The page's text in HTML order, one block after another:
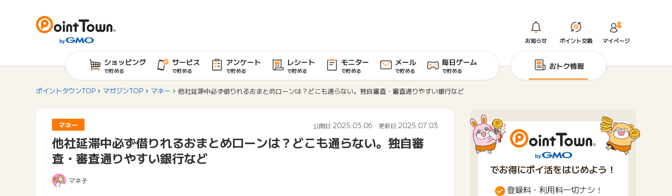
お知らせ ポイント交換 マイページ
ショッピング
で貯める
サービス
で貯める
アンケート
で貯める
レシート
で貯める
モニター
で貯める
メール
で貯める
毎日ゲーム
で貯める おトク情報
ポイントタウンTOP マガジンTOP マネー 他社延滞中必ず借りれるおまとめローンは？どこも通らない。独自審査・審査通りやすい銀行など
マネー 公開日:2025.03.06 更新日:2025.07.03
他社延滞中必ず借りれるおまとめローンは？どこも通らない。独自審
査・審査通りやすい銀行など
マネ子
でお得にポイ活をはじめよう！
登録料・利用料一切ナシ！